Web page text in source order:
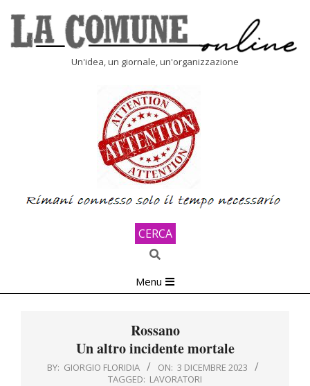
content
Un'idea, un giornale, un'organizzazione
CERCA
Search
Navigation
Menu
Rossano
Un altro incidente mortale
BY: GIORGIO FLORIDIA ON: 3 DICEMBRE 2023
TAGGED: LAVORATORI